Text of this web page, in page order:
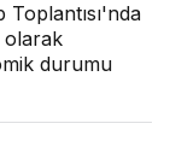
olarak
durumu